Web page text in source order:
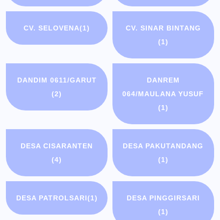
CV. SELOVENA(1)
CV. SINAR BINTANG
(1)
DANDIM 0611/GARUT
(2)
DANREM
064/MAULANA YUSUF
(1)
DESA CISARANTEN
(4)
DESA PAKUTANDANG
(1)
DESA PATROLSARI(1)
DESA PINGGIRSARI
(1)